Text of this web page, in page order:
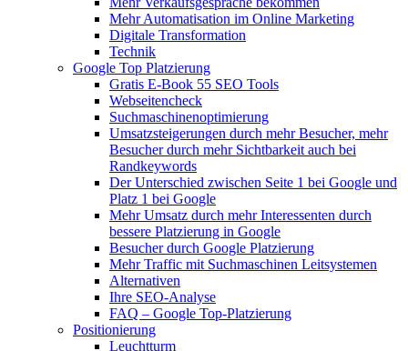
Mehr Automatisation im Online Marketing
Digitale Transformation
Technik
Google Top Platzierung
Gratis E-Book 55 SEO Tools
Webseitencheck
Suchmaschinenoptimierung
Umsatzsteigerungen durch mehr Besucher, mehr
Besucher durch mehr Sichtbarkeit auch bei
Randkeywords
Der Unterschied zwischen Seite 1 bei Google und
Platz 1 bei Google
Mehr Umsatz durch mehr Interessenten durch
bessere Platzierung in Google
Besucher durch Google Platzierung
Mehr Traffic mit Suchmaschinen Leitsystemen
Alternativen
Ihre SEO-Analyse
FAQ – Google Top-Platzierung
Positionierung
Leuchtturm